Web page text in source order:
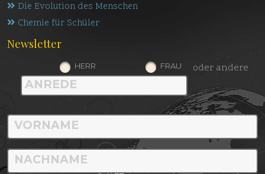
Die Evolution des Menschen
Chemie für Schüler
Newsletter
HERR FRAU oder andere